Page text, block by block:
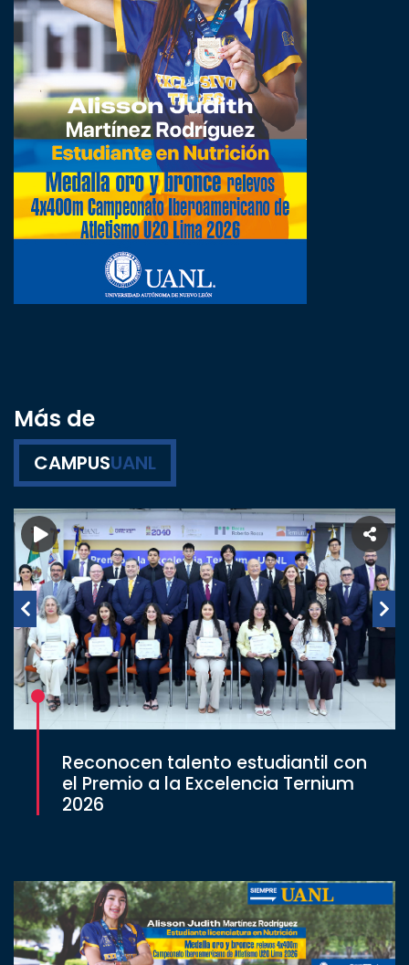
Más de
CAMPUSUANL
Reconocen talento estudiantil con
el Premio a la Excelencia Ternium
2026